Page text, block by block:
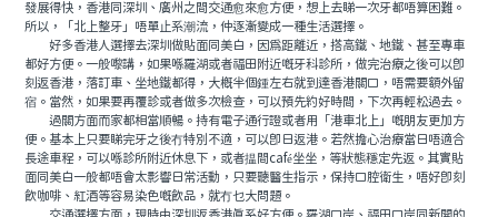
發展得快，香港同深圳、廣州之間交通愈來愈方便，想上去睇一次牙都唔算困難。
所以，「北上整牙」唔單止系潮流，仲逐漸變成一種生活選擇。
好多香港人選擇去深圳做貼面同美白，因爲距離近，搭高鐵、地鐵、甚至專車
都好方便。一般嚟講，如果喺羅湖或者福田附近嘅牙科診所，做完治療之後可以即
刻返香港，落訂車、坐地鐵都得，大概半個鍾左右就到達香港關口，唔需要額外留
宿。當然，如果要再覆診或者做多次檢查，可以預先約好時間，下次再輕松過去。
過關方面而家都相當順暢。持有電子通行證或者用「港車北上」嘅朋友更加方
便。基本上只要睇完牙之後冇特別不適，可以即日返港。若然擔心治療當日唔適合
長途車程，可以喺診所附近休息下，或者揾間café坐坐，等狀態穩定先返。其實貼
面同美白一般都唔會太影響日常活動，只要聽醫生指示，保持口腔衛生，唔好即刻
飲咖啡、紅酒等容易染色嘅飲品，就冇乜大問題。